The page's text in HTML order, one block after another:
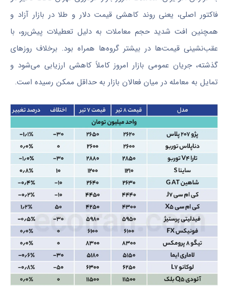
فاکتور اصلی، یعنی روند کاهشی قیمت دلار و طلا در بازار آزاد و
همچنین افت شدید حجم معاملات به دلیل تعطیلات پیش‌رو، با
عقب‌نشینی قیمت‌ها در بیشتر گروه‌ها همراه بود. برخلاف روزهای
گذشته، جریان عمومی بازار امروز کاملاً کاهشی ارزیابی می‌شود و
تمایل به معامله در میان فعالان بازار به حداقل ممکن رسیده است.